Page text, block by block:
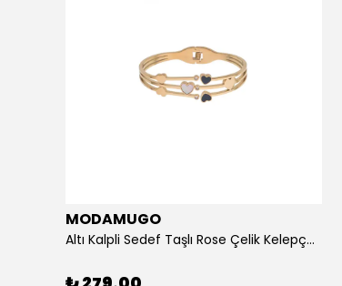
MODAMUGO
Altı Kalpli Sedef Taşlı Rose Çelik Kelepçe Bileklik